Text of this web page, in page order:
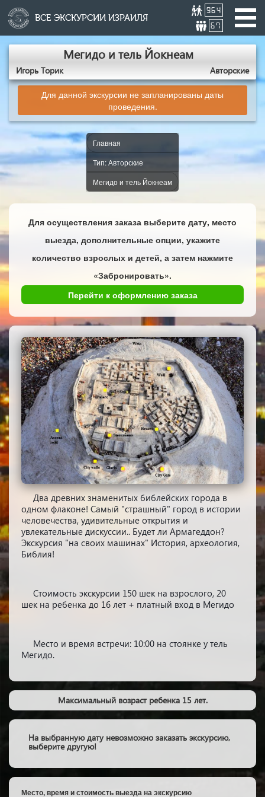
ВСЕ ЭКСКУРСИИ ИЗРАИЛЯ
964
67
Мегидо и тель Йокнеам
Игорь Торик Авторские
Для данной экскурсии не запланированы даты
проведения.
Главная
Тип: Авторские
Мегидо и тель Йокнеам
Для осуществления заказа выберите дату, место
выезда, дополнительные опции, укажите
количество взрослых и детей, а затем нажмите
«Забронировать».
Перейти к оформлению заказа
Два древних знаменитых библейских города в
одном флаконе! Самый "страшный" город в истории
человечества, удивительные открытия и
увлекательные дискуссии.. Будет ли Армагеддон?
Экскурсия "на своих машинах" История, археология,
Библия!
Стоимость экскурсии 150 шек на взрослого, 20
шек на ребенка до 16 лет + платный вход в Мегидо
Место и время встречи: 10:00 на стоянке у тель
Мегидо.
Максимальный возраст ребенка 15 лет.
На выбранную дату невозможно заказать экскурсию,
выберите другую!
Место, время и стоимость выезда на экскурсию